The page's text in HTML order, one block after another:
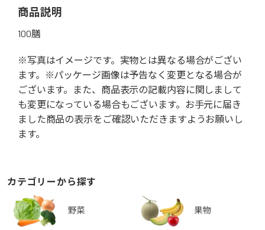
商品説明
100膳
※写真はイメージです。実物とは異なる場合がござい
ます。※パッケージ画像は予告なく変更となる場合が
ございます。また、商品表示の記載内容に関しまして
も変更になっている場合もございます。お手元に届き
ました商品の表示をご確認いただきますようお願いし
ます。
カテゴリーから探す